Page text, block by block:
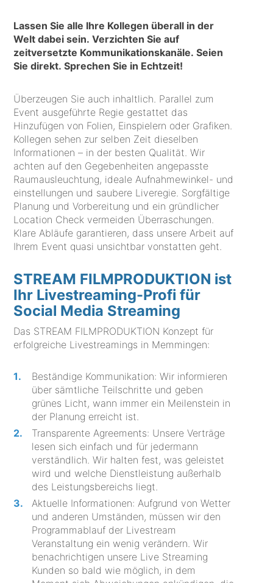
Lassen Sie alle Ihre Kollegen überall in der
Welt dabei sein. Verzichten Sie auf
zeitversetzte Kommunikationskanäle. Seien
Sie direkt. Sprechen Sie in Echtzeit!
Überzeugen Sie auch inhaltlich. Parallel zum
Event ausgeführte Regie gestattet das
Hinzufügen von Folien, Einspielern oder Grafiken.
Kollegen sehen zur selben Zeit dieselben
Informationen – in der besten Qualität. Wir
achten auf den Gegebenheiten angepasste
Raumausleuchtung, ideale Aufnahmewinkel- und
einstellungen und saubere Liveregie. Sorgfältige
Planung und Vorbereitung und ein gründlicher
Location Check vermeiden Überraschungen.
Klare Abläufe garantieren, dass unsere Arbeit auf
Ihrem Event quasi unsichtbar vonstatten geht.
STREAM FILMPRODUKTION ist
Ihr Livestreaming-Profi für
Social Media Streaming
Das STREAM FILMPRODUKTION Konzept für
erfolgreiche Livestreamings in Memmingen:
Beständige Kommunikation: Wir informieren
über sämtliche Teilschritte und geben
grünes Licht, wann immer ein Meilenstein in
der Planung erreicht ist.
Transparente Agreements: Unsere Verträge
lesen sich einfach und für jedermann
verständlich. Wir halten fest, was geleistet
wird und welche Dienstleistung außerhalb
des Leistungsbereichs liegt.
Aktuelle Informationen: Aufgrund von Wetter
und anderen Umständen, müssen wir den
Programmablauf der Livestream
Veranstaltung ein wenig verändern. Wir
benachrichtigen unsere Live Streaming
Kunden so bald wie möglich, in dem